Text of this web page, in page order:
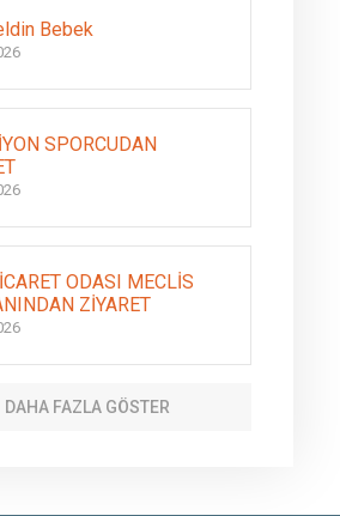
Bebek
SPORCUDAN
ODASI MECLİS
ZİYARET
DAHA FAZLA GÖSTER